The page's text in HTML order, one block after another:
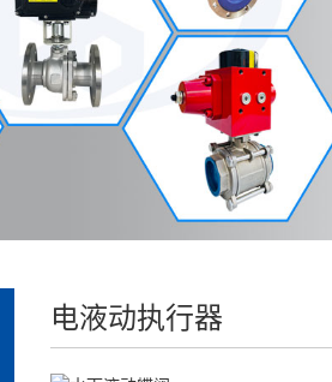
电液动执行器